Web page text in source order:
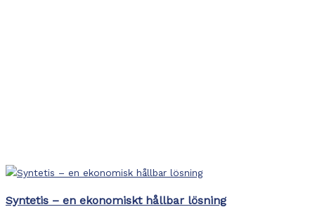
Syntetis – en ekonomiskt hållbar lösning